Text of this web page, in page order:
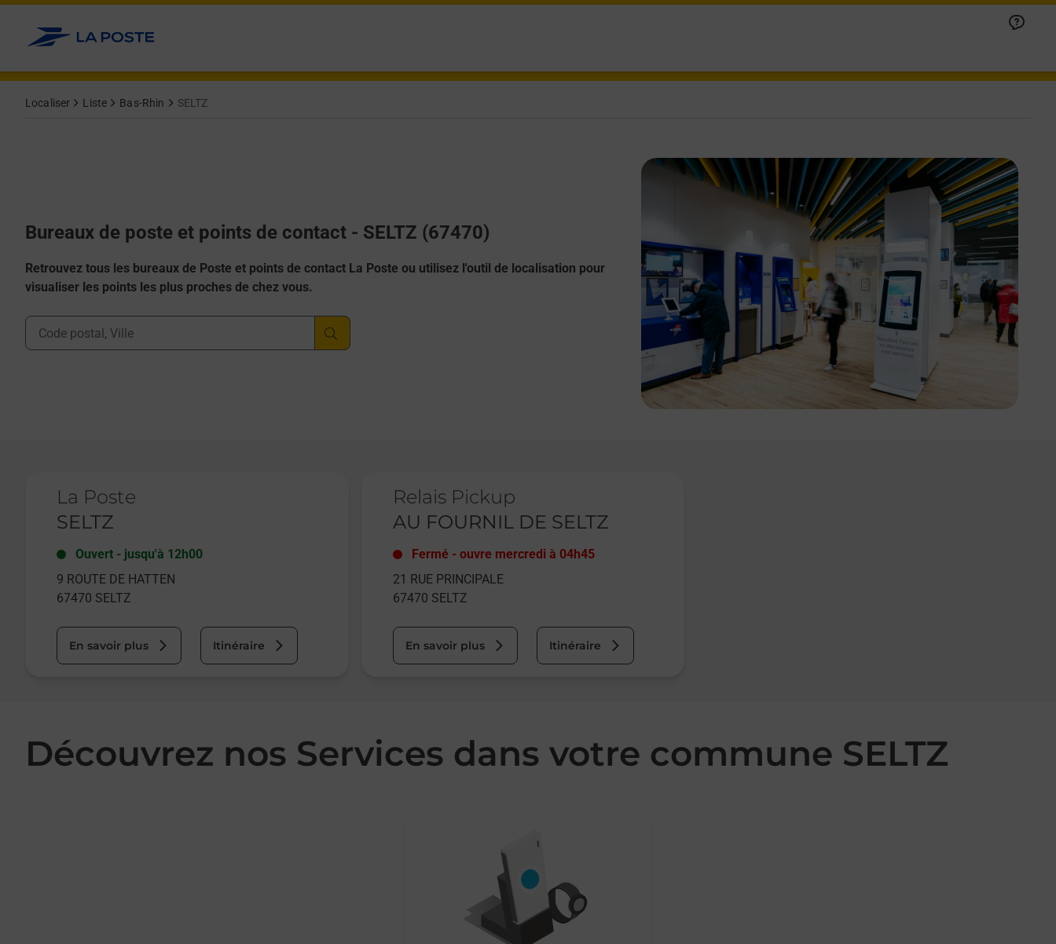
Allez au contenu
Localiser Liste Bas-Rhin SELTZ
Bureaux de poste et points de contact - SELTZ (67470)
Retrouvez tous les bureaux de Poste et points de contact La Poste ou utilisez l'outil de localisation pour
visualiser les points les plus proches de chez vous.
Ville, Département, Code Postal
La Poste
SELTZ
Ouvert - jusqu'à 12h00
9 ROUTE DE HATTEN
67470 SELTZ
En savoir plus Itinéraire
Relais Pickup
AU FOURNIL DE SELTZ
Fermé - ouvre mercredi à 04h45
21 RUE PRINCIPALE
67470 SELTZ
En savoir plus Itinéraire
Découvrez nos Services dans votre commune SELTZ
Afficher ou masquer la réponse
Afficher ou masquer la réponse
Afficher ou masquer la réponse
Afficher ou masquer la réponse
Afficher ou masquer la réponse